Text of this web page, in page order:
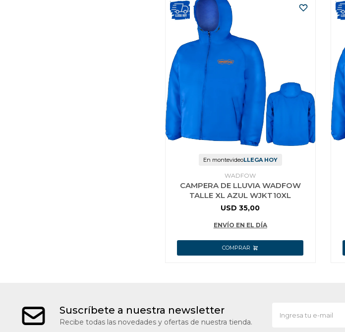
En montevideoLLEGA HOY
WADFOW
CAMPERA DE LLUVIA WADFOW
TALLE XL AZUL WJKT10XL
USD 35,00
ENVÍO EN EL DÍA
Suscríbete a nuestra newsletter
Recibe todas las novedades y ofertas de nuestra tienda.